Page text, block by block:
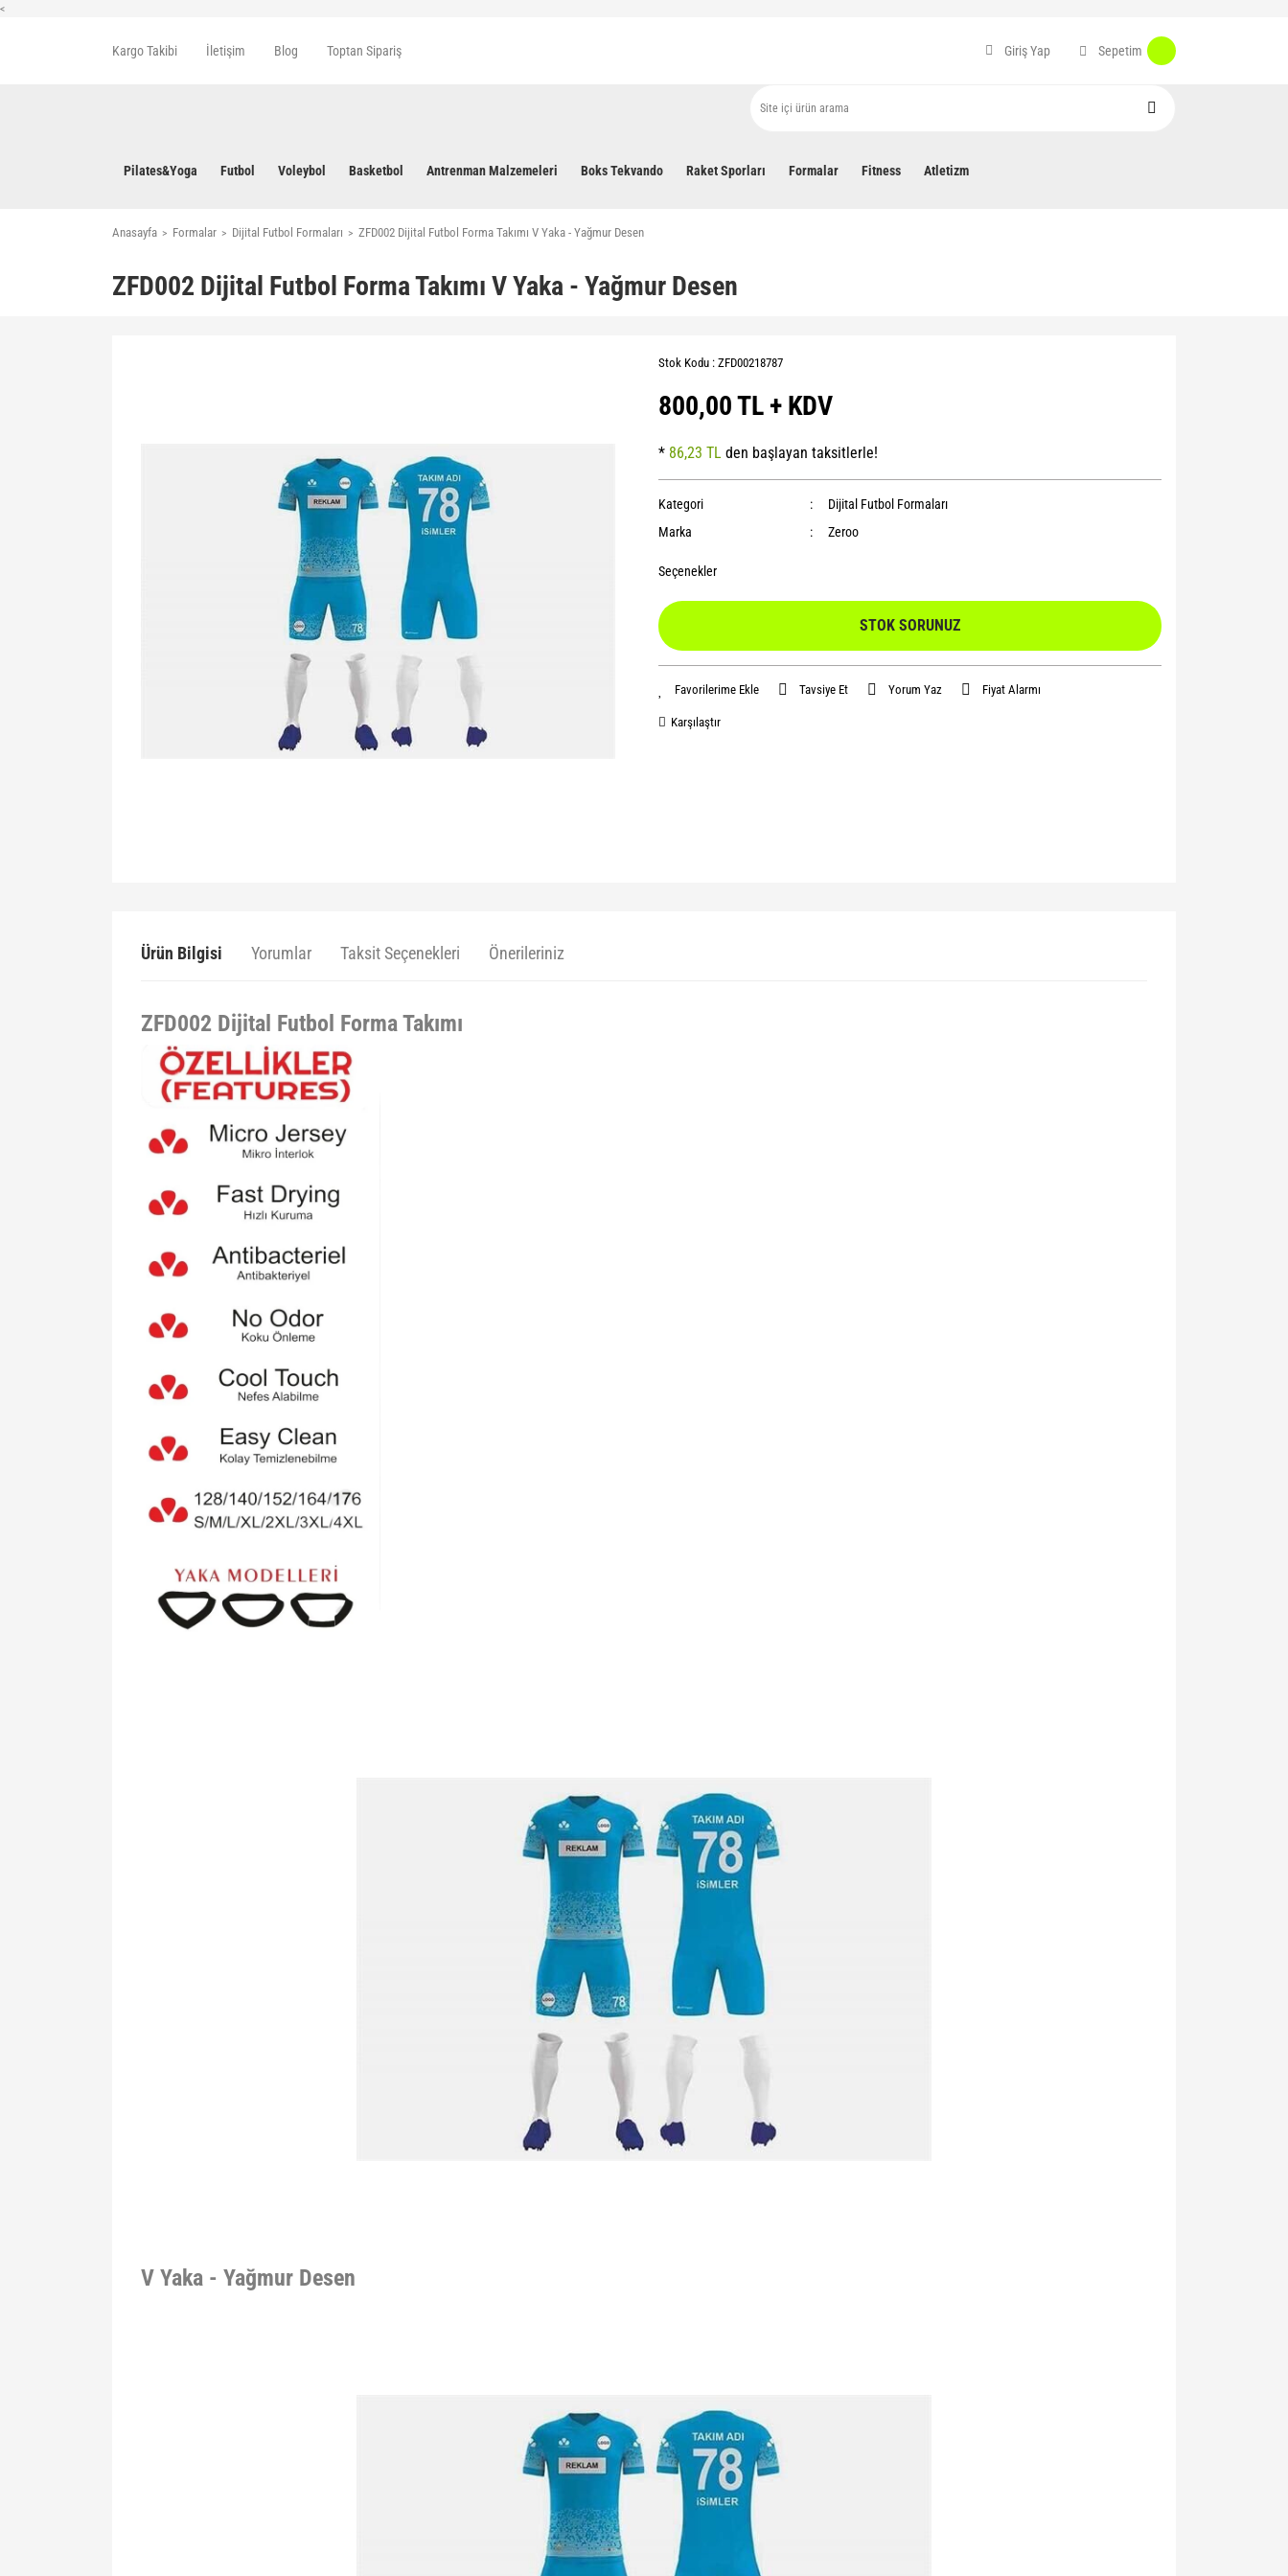
<
Kargo Takibi İletişim Blog Toptan Sipariş Giriş Yap Sepetim
Pilates&Yoga Futbol Voleybol Basketbol Antrenman Malzemeleri Boks Tekvando Raket Sporları Formalar Fitness Atletizm
Anasayfa Formalar Dijital Futbol Formaları ZFD002 Dijital Futbol Forma Takımı V Yaka - Yağmur Desen
ZFD002 Dijital Futbol Forma Takımı V Yaka - Yağmur Desen
Stok Kodu : ZFD00218787
800,00 TL + KDV
* 86,23 TL den başlayan taksitlerle!
Kategori
Dijital Futbol Formaları
Marka
Zeroo
Seçenekler
STOK SORUNUZ
Tavsiye Et Yorum Yaz Fiyat Alarmı
Karşılaştır
Ürün Bilgisi Yorumlar Taksit Seçenekleri Önerileriniz
ZFD002 Dijital Futbol Forma Takımı
V Yaka - Yağmur Desen